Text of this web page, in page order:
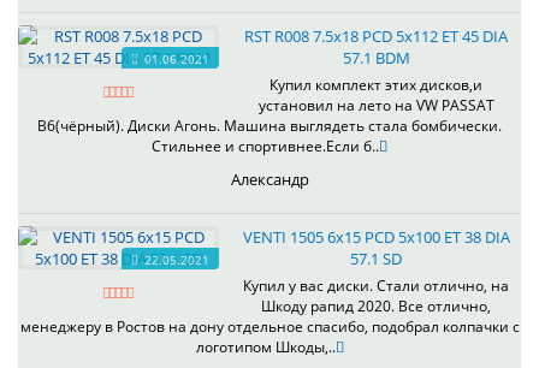
01.06.2021
RST R008 7.5x18 PCD 5x112 ET 45 DIA
57.1 BDM
Купил комплект этих дисков,и
установил на лето на VW PASSAT
B6(чёрный). Диски Агонь. Машина выглядеть стала бомбически.
Стильнее и спортивнее.Если б..
Александр
22.05.2021
VENTI 1505 6x15 PCD 5x100 ET 38 DIA
57.1 SD
Купил у вас диски. Стали отлично, на
Шкоду рапид 2020. Все отлично,
менеджеру в Ростов на дону отдельное спасибо, подобрал колпачки с
логотипом Шкоды,..